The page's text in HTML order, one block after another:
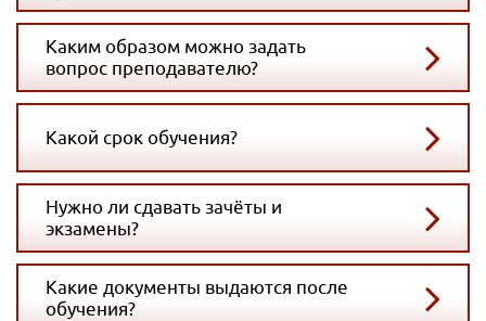
Каким образом можно задать
вопрос преподавателю?
Какой срок обучения?
Нужно ли сдавать зачёты и
экзамены?
Какие документы выдаются после
обучения?